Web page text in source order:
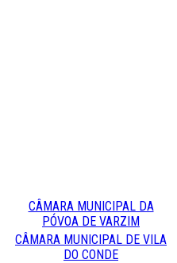
CÂMARA MUNICIPAL DA
PÓVOA DE VARZIM
CÂMARA MUNICIPAL DE VILA
DO CONDE